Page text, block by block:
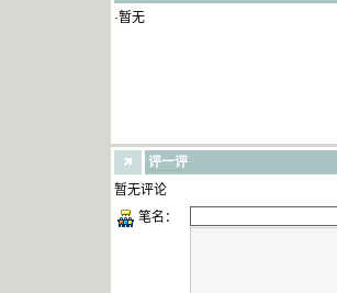
·暂无
评一评
暂无评论
笔名：